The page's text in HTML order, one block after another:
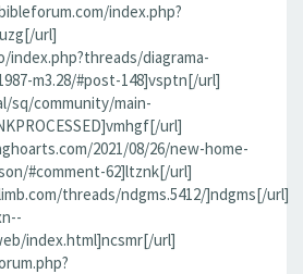
index.php?
url]
diagrama-
m3.28/#post-148]vsptn[/url]
sq/community/main-
url]
2021/08/26/new-home-
#comment-62]ltznk[/url]
threads/ndgms.5412/]ndgms[/url]
index.html]ncsmr[/url]